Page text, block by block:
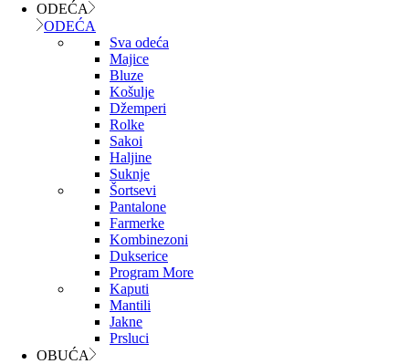
ODEĆA
ODEĆA
Sva odeća
Majice
Bluze
Košulje
Džemperi
Rolke
Sakoi
Haljine
Suknje
Šortsevi
Pantalone
Farmerke
Kombinezoni
Dukserice
Program More
Kaputi
Mantili
Jakne
Prsluci
OBUĆA